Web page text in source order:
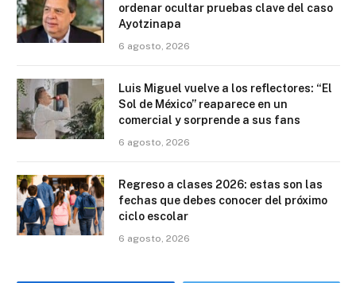
ordenar ocultar pruebas clave del caso
Ayotzinapa
6 agosto, 2026
Luis Miguel vuelve a los reflectores: “El
Sol de México” reaparece en un
comercial y sorprende a sus fans
6 agosto, 2026
Regreso a clases 2026: estas son las
fechas que debes conocer del próximo
ciclo escolar
6 agosto, 2026